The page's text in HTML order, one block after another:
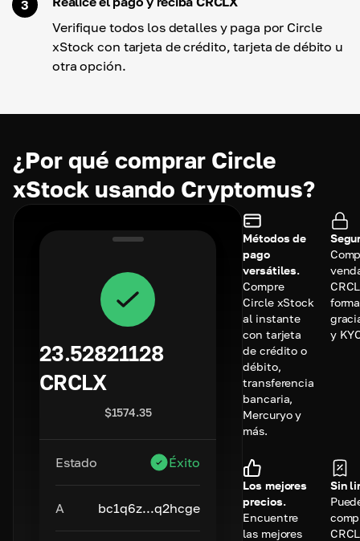
3
Verifique todos los detalles y paga por Circle
xStock con tarjeta de crédito, tarjeta de débito u
otra opción.
¿Por qué comprar Circle
xStock usando Cryptomus?
23.52821128
CRCLX
$1574.35
Estado Éxito
A bc1q6z...q2hcge
Métodos de
pago
versátiles.
Compre
Circle xStock
al instante
con tarjeta
de crédito o
débito,
transferencia
bancaria,
Mercuryo y
más.
y
Los mejores
precios.
Encuentre
las mejores
Sin